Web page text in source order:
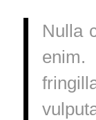
Nulla